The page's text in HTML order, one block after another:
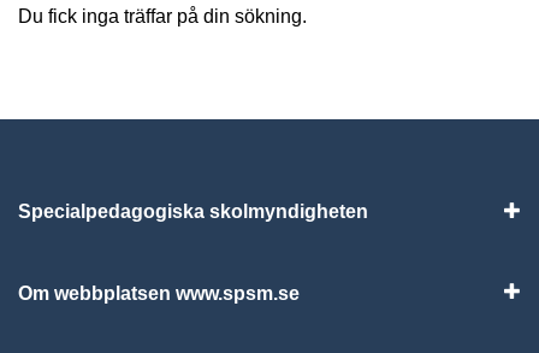
Du fick inga träffar på din sökning.
Specialpedagogiska skolmyndigheten
Om webbplatsen www.spsm.se